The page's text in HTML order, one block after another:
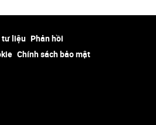
tư liệu Phản hồi
Chính sách bảo mật